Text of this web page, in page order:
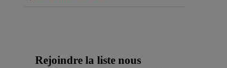
Rejoindre la liste nous